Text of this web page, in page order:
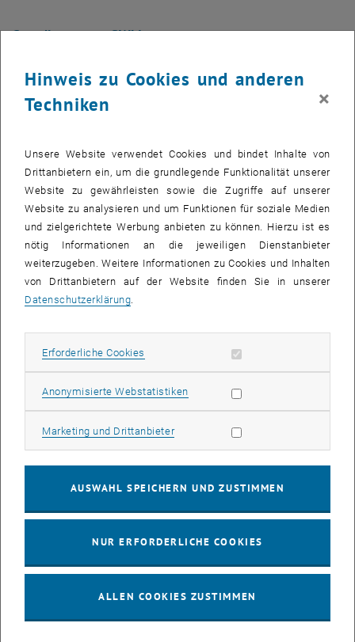
Coordinators at SWM
Peter Filzmoser
Uwe Schmock
Gernot Tragler
Hints concerning Online Application
Only applications submitted via the
TheInternational Officerequires you to upload (1.) aCV, (2.)
transcript of records(for all universities and degrees), and a (3.)
preliminarylearning agreement(planned courses at partner
university).
A motivation letter is not mandatory.
Deadlines:
a) January 1st- February 15thfor the following winter- or
summersemester
st- September 1 stfor remaining spots
SWM's academic coordinators are committed to nominate
approximately 4 weeks.
further questionsplease contact the responsible academic
Hinweis zu Cookies und anderen
Techniken
×
Unsere Website verwendet Cookies und bindet Inhalte von
Drittanbietern ein, um die grundlegende Funktionalität unserer
Website zu gewährleisten sowie die Zugriffe auf unserer
Website zu analysieren und um Funktionen für soziale Medien
und zielgerichtete Werbung anbieten zu können. Hierzu ist es
nötig Informationen an die jeweiligen Dienstanbieter
weiterzugeben. Weitere Informationen zu Cookies und Inhalten
von Drittanbietern auf der Website finden Sie in unserer
Datenschutzerklärung.
Erforderliche Cookies Erforderliche Cookies zulassen
Anonymisierte WebstatistikenStatistik Cookies zulassen
Marketing und DrittanbieterMarketing Cookies zulassen
AUSWAHL SPEICHERN UND ZUSTIMMEN
NUR ERFORDERLICHE COOKIES
ALLEN COOKIES ZUSTIMMEN